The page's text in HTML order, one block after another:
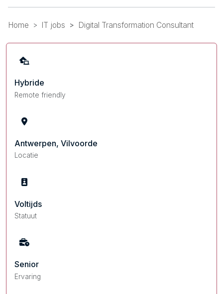
Home IT jobs Digital Transformation Consultant
Hybride
Remote friendly
Antwerpen, Vilvoorde
Locatie
Voltijds
Statuut
Senior
Ervaring